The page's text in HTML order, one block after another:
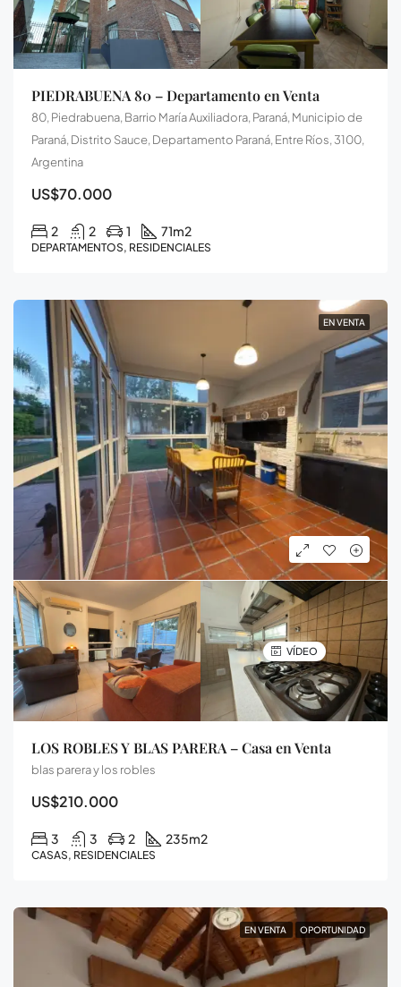
PIEDRABUENA 80 – Departamento en Venta
80, Piedrabuena, Barrio María Auxiliadora, Paraná, Municipio de
Paraná, Distrito Sauce, Departamento Paraná, Entre Ríos, 3100,
Argentina
US$70.000
2 2 1 71m2
DEPARTAMENTOS, RESIDENCIALES
EN VENTA
VÍDEO
LOS ROBLES Y BLAS PARERA – Casa en Venta
blas parera y los robles
US$210.000
3 3 2 235m2
CASAS, RESIDENCIALES
EN VENTA OPORTUNIDAD